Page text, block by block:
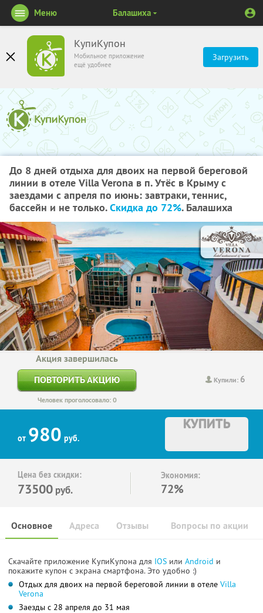
КупиКупон
Мобильное приложение
ещё удобнее
Загрузить
Меню Балашиха
До 8 дней отдыха для двоих на первой береговой
линии в отеле Villa Verona в п. Утёс в Крыму с
заездами с апреля по июнь: завтраки, теннис,
бассейн и не только.Скидка до 72%. Балашиха
Купили: 6
Акция завершилась
ПОВТОРИТЬ АКЦИЮ
Человек проголосовало: 0
от 980 руб.
КУПИТЬ
Цена без скидки:
73500 руб.
Экономия:
72%
Основное Отзывы Вопросы по акции
Адреса
Скачайте приложение КупиКупона для IOS или Android и
покажите купон с экрана смартфона. Это удобно :)
Отдых для двоих на первой береговой линии в отеле Villa
Verona
Заезды с 28 апреля до 31 мая